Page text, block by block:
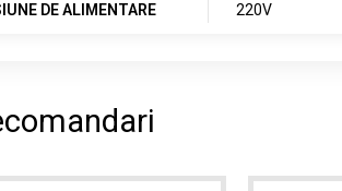
DE ALIMENTARE 220V